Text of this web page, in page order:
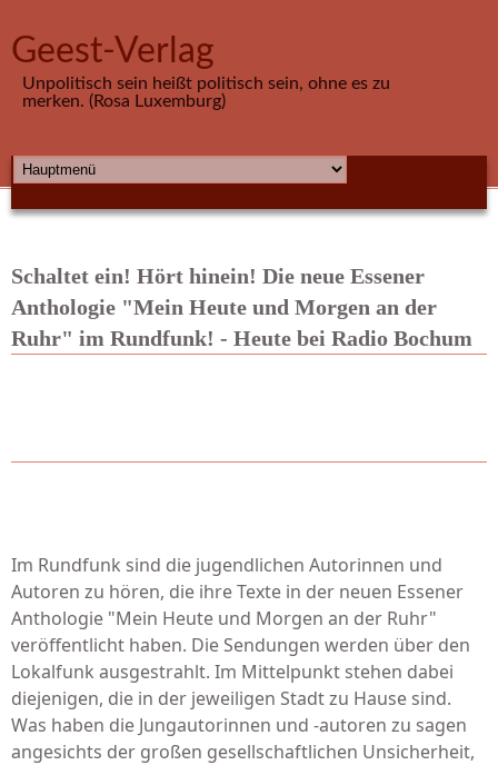
Geest-Verlag
Unpolitisch sein heißt politisch sein, ohne es zu
merken. (Rosa Luxemburg)
HAUPTMENÜ
Schaltet ein! Hört hinein! Die neue Essener
Anthologie "Mein Heute und Morgen an der
Ruhr" im Rundfunk! - Heute bei Radio Bochum
Im Rundfunk sind die jugendlichen Autorinnen und
Autoren zu hören, die ihre Texte in der neuen Essener
Anthologie "Mein Heute und Morgen an der Ruhr"
veröffentlicht haben. Die Sendungen werden über den
Lokalfunk ausgestrahlt. Im Mittelpunkt stehen dabei
diejenigen, die in der jeweiligen Stadt zu Hause sind.
Was haben die Jungautorinnen und -autoren zu sagen
angesichts der großen gesellschaftlichen Unsicherheit,